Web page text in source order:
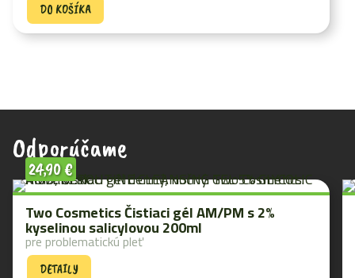
DO KOŠÍKA
Odporúčame
Two Cosmetics Čistiaci gél AM/PM s 2%
kyselinou salicylovou 200ml
24,90€
pre problematickú pleť
DETAILY